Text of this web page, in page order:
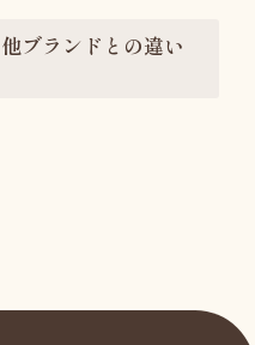
ブランドとの違い